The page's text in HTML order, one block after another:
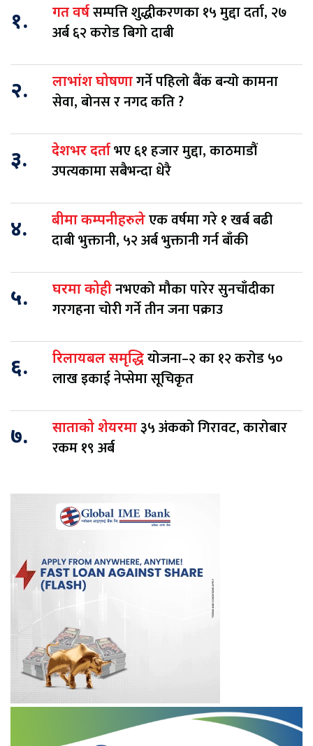
१. गत वर्षसम्पत्ति शुद्धीकरणका १५ मुद्दा दर्ता, २७
अर्ब ६२ करोड बिगो दाबी
२. लाभांश घोषणागर्ने पहिलो बैंक बन्यो कामना
सेवा, बोनस र नगद कति ?
३. देशभर दर्ताभए ६१ हजार मुद्दा, काठमाडौं
उपत्यकामा सबैभन्दा धेरै
४. बीमा कम्पनीहरुलेएक वर्षमा गरे १ खर्ब बढी
दाबी भुक्तानी, ५२ अर्ब भुक्तानी गर्न बाँकी
५. घरमा कोहीनभएको मौका पारेर सुनचाँदीका
गरगहना चोरी गर्ने तीन जना पक्राउ
६. रिलायबल समृद्धियोजना–२ का १२ करोड ५०
लाख इकाई नेप्सेमा सूचिकृत
७. साताको शेयरमा३५ अंकको गिरावट, कारोबार
रकम १९ अर्ब